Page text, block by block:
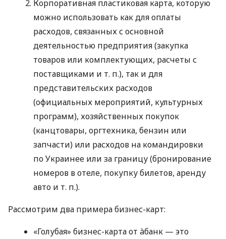
Корпоративная пластиковая карта, которую
можно использовать как для оплаты
расходов, связанных с основной
деятельностью предприятия (закупка
товаров или комплектующих, расчеты с
поставщиками и т. п.), так и для
представительских расходов
(официальных мероприятий, культурных
программ), хозяйственных покупок
(канцтовары, оргтехника, бензин или
запчасти) или расходов на командировки
по Украинее или за границу (бронирование
номеров в отеле, покупку билетов, аренду
авто и т. п.).
Рассмотрим два примера бизнес-карт:
«Голубая» бизнес-карта от àбанк — это